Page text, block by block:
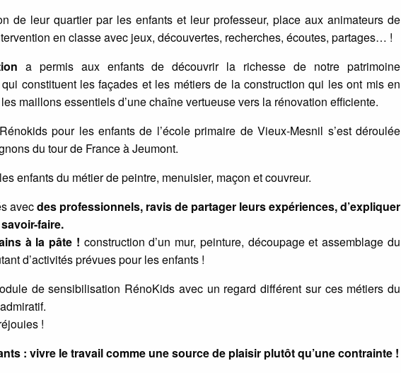
de leur quartier par les enfants et leur professeur, place aux animateurs de
en classe avec jeux, découvertes, recherches, écoutes, partages… !
a permis aux enfants de découvrir la richesse de notre patrimoine
constituent les façades et les métiers de la construction qui les ont mis en
maillons essentiels d’une chaîne vertueuse vers la rénovation efficiente.
pour les enfants de l’école primaire de Vieux-Mesnil s’est déroulée
du tour de France à Jeumont.
enfants du métier de peintre, menuisier, maçon et couvreur.
avecdes professionnels, ravis de partager leurs expériences, d’expliquer
faire.
à la pâte ! construction d’un mur, peinture, découpage et assemblage du
d’activités prévues pour les enfants !
de sensibilisation RénoKids avec un regard différent sur ces métiers du
!
: vivre le travail comme une source de plaisir plutôt qu’une contrainte !